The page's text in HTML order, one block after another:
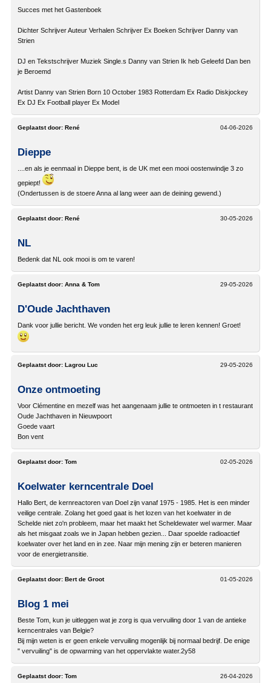
Succes met het Gastenboek
Dichter Schrijver Auteur Verhalen Schrijver Ex Boeken Schrijver Danny van
Strien
DJ en Tekstschrijver Muziek Single.s Danny van Strien Ik heb Geleefd Dan ben
je Beroemd
Artist Danny van Strien Born 10 October 1983 Rotterdam Ex Radio Diskjockey
Ex DJ Ex Football player Ex Model
04-06-2026
Geplaatst door: René
Dieppe
....en als je eenmaal in Dieppe bent, is de UK met een mooi oostenwindje 3 zo
gepiept!
(Ondertussen is de stoere Anna al lang weer aan de deining gewend.)
30-05-2026
Geplaatst door: René
NL
Bedenk dat NL ook mooi is om te varen!
29-05-2026
Geplaatst door: Anna & Tom
D'Oude Jachthaven
Dank voor jullie bericht. We vonden het erg leuk jullie te leren kennen! Groet!
29-05-2026
Geplaatst door: Lagrou Luc
Onze ontmoeting
Voor Clémentine en mezelf was het aangenaam jullie te ontmoeten in t restaurant
Oude Jachthaven in Nieuwpoort
Goede vaart
Bon vent
02-05-2026
Geplaatst door: Tom
Koelwater kerncentrale Doel
Hallo Bert, de kernreactoren van Doel zijn vanaf 1975 - 1985. Het is een minder
veilige centrale. Zolang het goed gaat is het lozen van het koelwater in de
Schelde niet zo'n probleem, maar het maakt het Scheldewater wel warmer. Maar
als het misgaat zoals we in Japan hebben gezien... Daar spoelde radioactief
koelwater over het land en in zee. Naar mijn mening zijn er beteren manieren
voor de energietransitie.
01-05-2026
Geplaatst door: Bert de Groot
Blog 1 mei
Beste Tom, kun je uitleggen wat je zorg is qua vervuiling door 1 van de antieke
kerncentrales van Belgie?
Bij mijn weten is er geen enkele vervuiling mogenlijk bij normaal bedrijf. De enige
" vervuiling" is de opwarming van het oppervlakte water.2y58
26-04-2026
Geplaatst door: Tom